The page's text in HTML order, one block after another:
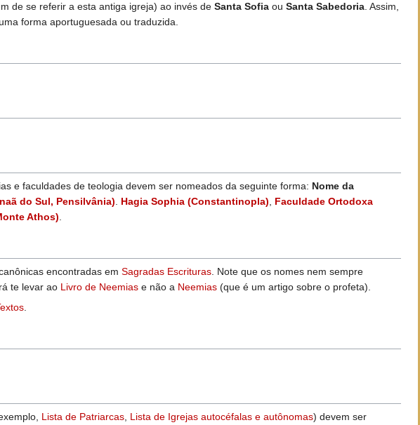
de se referir a esta antiga igreja) ao invés de Santa Sofia ou Santa Sabedoria. Assim,
forma aportuguesada ou traduzida.
e faculdades de teologia devem ser nomeados da seguinte forma: Nome da
do Sul, Pensilvânia). Hagia Sophia (Constantinopla), Faculdade Ortodoxa
Athos).
encontradas em Sagradas Escrituras. Note que os nomes nem sempre
te levar ao Livro de Neemias e não a Neemias (que é um artigo sobre o profeta).
.
Lista de Patriarcas, Lista de Igrejas autocéfalas e autônomas) devem ser